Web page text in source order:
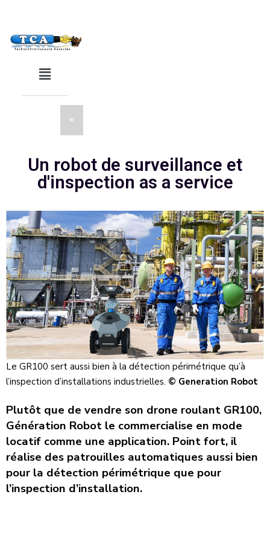
Un robot de surveillance et
d'inspection as a service
Le GR100 sert aussi bien à la détection périmétrique qu’à
l’inspection d’installations industrielles. © Generation Robot
Plutôt que de vendre son drone roulant GR100,
Génération Robot le commercialise en mode
locatif comme une application. Point fort, il
réalise des patrouilles automatiques aussi bien
pour la détection périmétrique que pour
l’inspection d’installation.